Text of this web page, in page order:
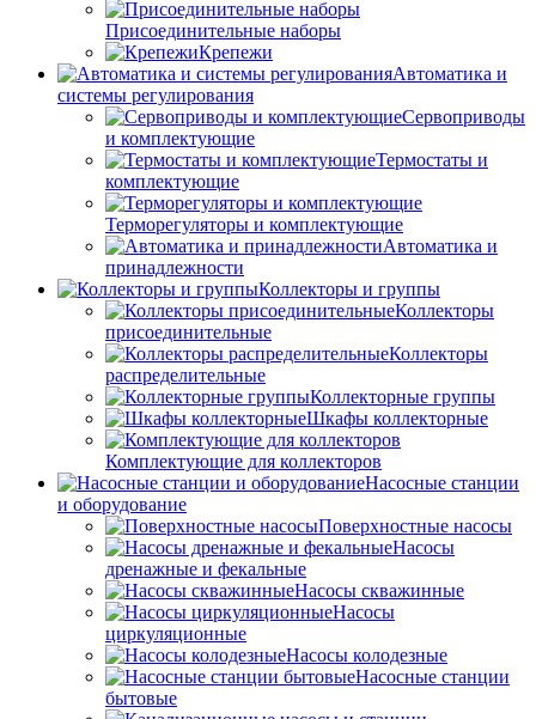
Присоединительные наборы
Крепежи
Автоматика и
системы регулирования
Сервоприводы
и комплектующие
Термостаты и
комплектующие
Терморегуляторы и комплектующие
Автоматика и
принадлежности
Коллекторы и группы
Коллекторы
присоединительные
Коллекторы
распределительные
Коллекторные группы
Шкафы коллекторные
Комплектующие для коллекторов
Насосные станции
и оборудование
Поверхностные насосы
Насосы
дренажные и фекальные
Насосы скважинные
Насосы
циркуляционные
Насосы колодезные
Насосные станции
бытовые